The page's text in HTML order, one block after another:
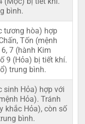
bình.
tương hòa) hợp
Tốn (mệnh
7 (hành Kim
9 (Hỏa) bị tiết khí.
trung bình.
sinh Hỏa) hợp với
Hỏa). Tránh
khắc Hỏa), còn số
bình.